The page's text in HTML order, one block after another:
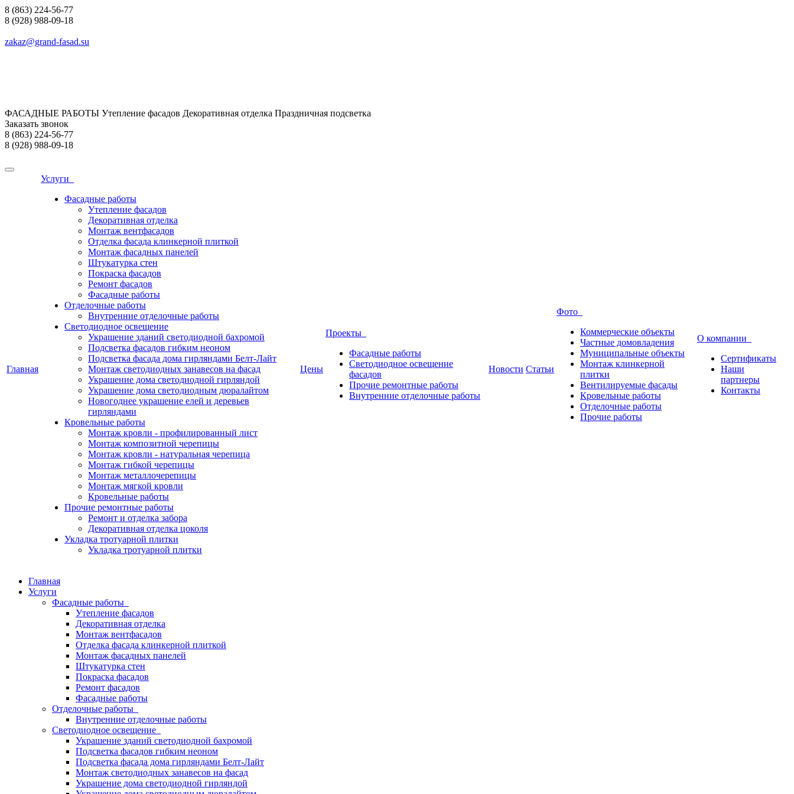
8 (863) 224-56-77
8 (928) 988-09-18
zakaz@grand-fasad.su
ФАСАДНЫЕ РАБОТЫ Утепление фасадов Декоративная отделка Праздничная подсветка
Заказать звонок
8 (863) 224-56-77
8 (928) 988-09-18
Главная
Услуги
Фасадные работы
Утепление фасадов
Декоративная отделка
Монтаж вентфасадов
Отделка фасада клинкерной плиткой
Монтаж фасадных панелей
Штукатурка стен
Покраска фасадов
Ремонт фасадов
Фасадные работы
Отделочные работы
Внутренние отделочные работы
Светодиодное освещение
Украшение зданий светодиодной бахромой
Подсветка фасадов гибким неоном
Подсветка фасада дома гирляндами Белт-Лайт
Монтаж светодиодных занавесов на фасад
Украшение дома светодиодной гирляндой
Украшение дома светодиодным дюралайтом
Новогоднее украшение елей и деревьев
гирляндами
Кровельные работы
Монтаж кровли - профилированный лист
Монтаж композитной черепицы
Монтаж кровли - натуральная черепица
Монтаж гибкой черепицы
Монтаж металлочерепицы
Монтаж мягкой кровли
Кровельные работы
Прочие ремонтные работы
Ремонт и отделка забора
Декоративная отделка цоколя
Укладка тротуарной плитки
Укладка тротуарной плитки
Цены
Проекты
Фасадные работы
Светодиодное освещение
фасадов
Прочие ремонтные работы
Внутренние отделочные работы
Новости Статьи
Фото
Коммерческие объекты
Частные домовладения
Муниципальные объекты
Монтаж клинкерной
плитки
Вентилируемые фасады
Кровельные работы
Отделочные работы
Прочие работы
О компании
Сертификаты
Наши
партнеры
Контакты
Главная
Услуги
Фасадные работы
Утепление фасадов
Декоративная отделка
Монтаж вентфасадов
Отделка фасада клинкерной плиткой
Монтаж фасадных панелей
Штукатурка стен
Покраска фасадов
Ремонт фасадов
Фасадные работы
Отделочные работы
Внутренние отделочные работы
Светодиодное освещение
Украшение зданий светодиодной бахромой
Подсветка фасадов гибким неоном
Подсветка фасада дома гирляндами Белт-Лайт
Монтаж светодиодных занавесов на фасад
Украшение дома светодиодной гирляндой